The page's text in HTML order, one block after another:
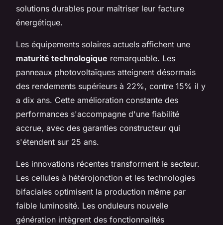
solutions durables pour maîtriser leur facture
énergétique.
Les équipements solaires actuels affichent une
maturité technologique remarquable. Les
panneaux photovoltaïques atteignent désormais
des rendements supérieurs à 22%, contre 15% il y
a dix ans. Cette amélioration constante des
performances s'accompagne d'une fiabilité
accrue, avec des garanties constructeur qui
s'étendent sur 25 ans.
Les innovations récentes transforment le secteur.
Les cellules à hétérojonction et les technologies
bifaciales optimisent la production même par
faible luminosité. Les onduleurs nouvelle
génération intègrent des fonctionnalités